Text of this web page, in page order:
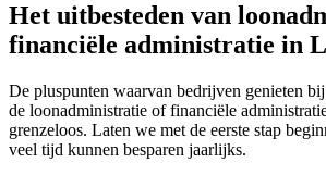
Het uitbesteden van
financiële administratie in
De pluspunten waarvan bedrijven genieten
de loonadministratie of financiële
grenzeloos. Laten we met de eerste stap
veel tijd kunnen besparen jaarlijks.